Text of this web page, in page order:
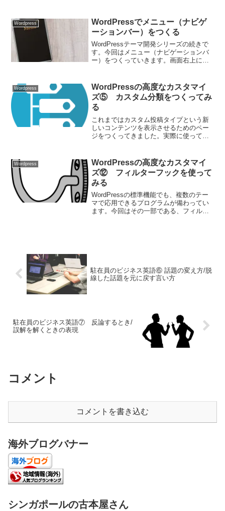
Wordpress
WordPressでメニュー（ナビゲ
ーションバー）をつくる
WordPressテーマ開発シリーズの続きで
す。今回はメニュー（ナビゲーションバ
ー）をつくっていきます。画面右上にメ
めていきますので、初心者の方も安心し
て読み進めていただければと思います。
Wordpress
WordPressの高度なカスタマイ
ズ⑤ カスタム分類をつくってみ
る
これまではカスタム投稿タイプという新
しいコンテンツを表示させるためのペー
ジをつくってきました。実際に使ってみ
きます。そんなわけで、今回はカスタム
分類をつくっていきたいと思います。
Wordpress
WordPressの高度なカスタマイ
ズ⑫ フィルターフックを使って
みる
WordPressの標準機能でも、複数のテー
マで応用できるプログラムが備わってい
ます。今回はその一部である、フィルタ
駐在員のビジネス英語⑥ 話題の変え方/脱
線した話題を元に戻す言い方
駐在員のビジネス英語⑦ 反論するとき/
誤解を解くときの表現
コメント
コメントを書き込む
海外ブログバナー
シンガポールの古本屋さん